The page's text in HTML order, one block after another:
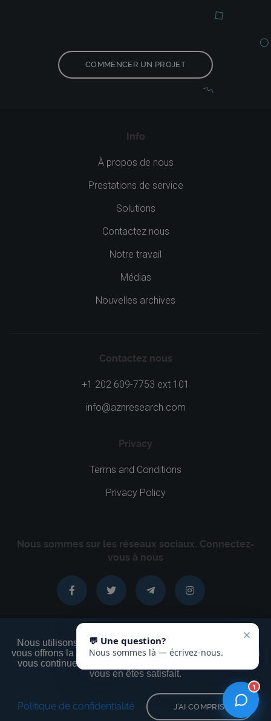
COMMENCER UN PROJET
Nous sommes sur les réseaux sociaux. Connectez-
vous à nous
Info
À propos de nous
Prestations de service
Solutions
Contactez nous
Notre travail
Médias
Nouvelles archives
Contactez nous
+1 202 609-7753 ext 101
info@aznresearch.com
Privacy
Terms and Conditions
Privacy Policy
AZNNET © 1999 - 2026 Tous les droits sont réservés
Retour au sommet
Nous utilisons des cookies pour nous assurer que nous
vous offrons la meilleure expérience sur notre site Web. Si
vous continuez à utiliser ce site, nous supposerons que
vous en êtes satisfait.
Politique de confidentialité J'AI COMPRIS!